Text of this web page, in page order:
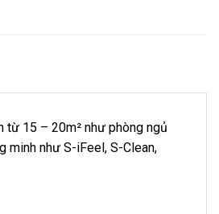
từ 15 – 20m² như phòng ngủ
minh như S-iFeel, S-Clean,